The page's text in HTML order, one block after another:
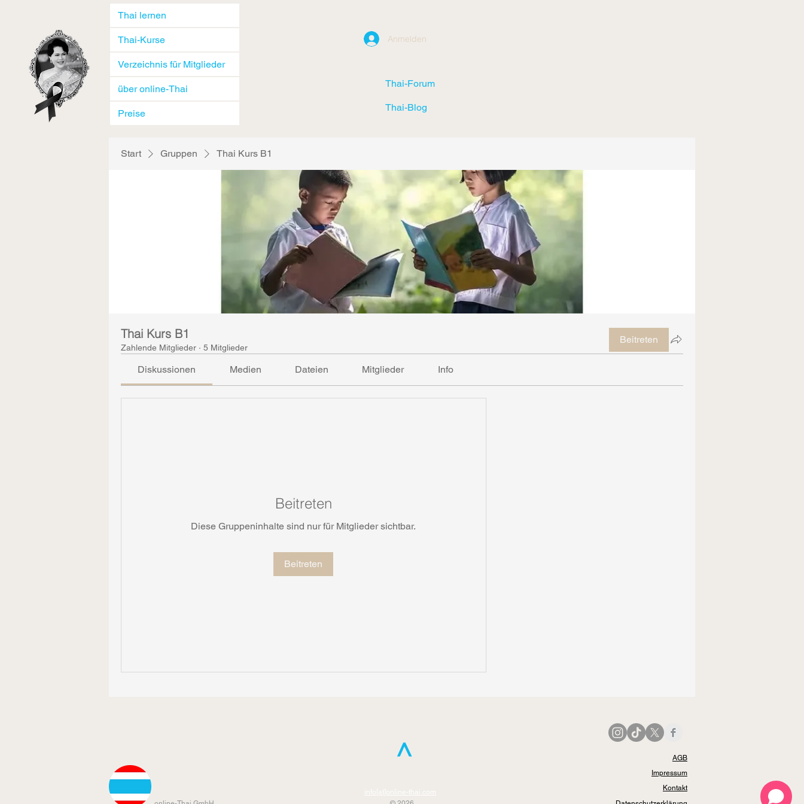
Thai lernen
Thai-Kurse
Verzeichnis für Mitglieder
über online-Thai
Preise
Thai-Blog
Anmelden
Thai-Forum
Start Gruppen Thai Kurs B1
Thai Kurs B1
Zahlende Mitglieder · 5 Mitglieder
Beitreten
Diskussionen Medien Dateien Mitglieder Info
Beitreten
Diese Gruppeninhalte sind nur für Mitglieder sichtbar.
Beitreten
>
AGB
Impressum
Kontakt